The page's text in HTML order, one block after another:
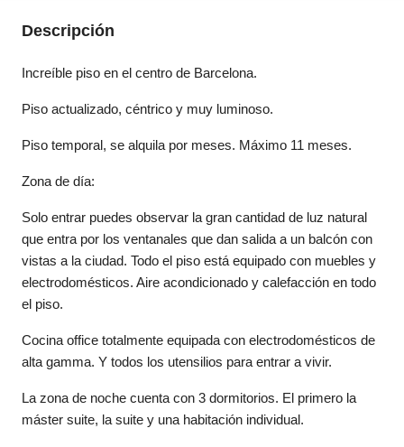
Descripción
Increíble piso en el centro de Barcelona.
Piso actualizado, céntrico y muy luminoso.
Piso temporal, se alquila por meses. Máximo 11 meses.
Zona de día:
Solo entrar puedes observar la gran cantidad de luz natural
que entra por los ventanales que dan salida a un balcón con
vistas a la ciudad. Todo el piso está equipado con muebles y
electrodomésticos. Aire acondicionado y calefacción en todo
el piso.
Cocina office totalmente equipada con electrodomésticos de
alta gamma. Y todos los utensilios para entrar a vivir.
La zona de noche cuenta con 3 dormitorios. El primero la
máster suite, la suite y una habitación individual.